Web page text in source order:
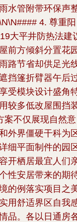
水管附带环保声
4. 尊重阳
大平井防热法建
前方倾斜分置花
路节省却供足光
挡篷折臂器午后
受模块设计盛角
较多低改屋围挡
案不仅展现自然意
外界僵硬干科为
细平面制件的园
开栖居最宜人们
性安居带来的期
的例落实项目之
用舒适界区自我
品。各以日通房